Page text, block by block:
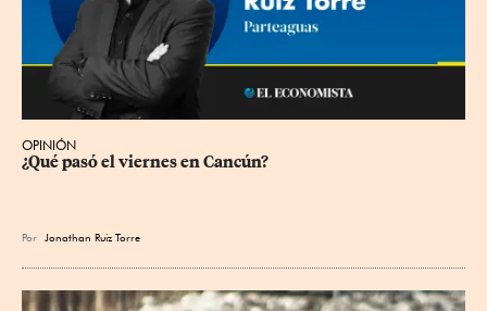
OPINIÓN
¿Qué pasó el viernes en Cancún?
Por Jonathan Ruiz Torre